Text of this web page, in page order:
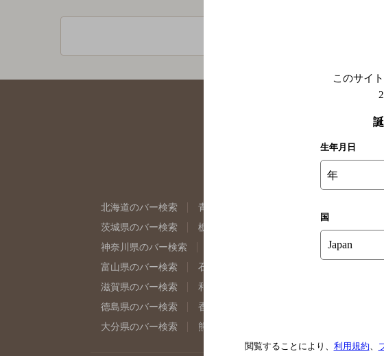
北海道のバー検索 青森県のバー検索
茨城県のバー検索
栃木県のバー検索
神奈川県のバー検索
埼玉県のバー検索
富山県のバー検索
石川県のバー検索
滋賀県のバー検索
和歌山県のバー検索
徳島県のバー検索
香川県のバー検索
大分県のバー検索
熊本県のバー検索
このサイ
生年月日
年
国
閲覧することにより、 利用規約、